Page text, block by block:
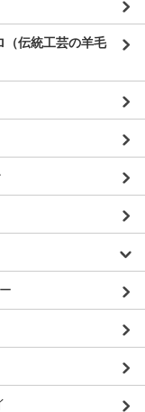
伝統工芸の羊毛